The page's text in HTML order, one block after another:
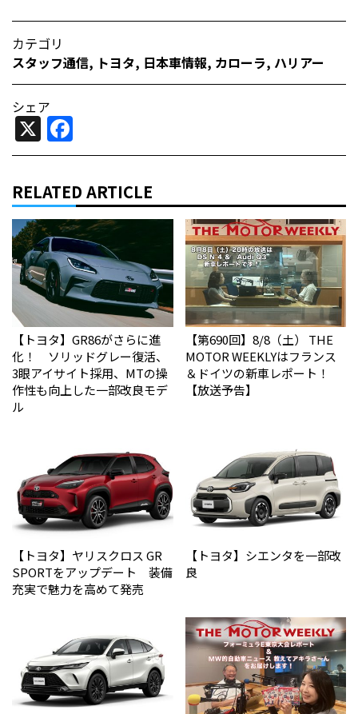
カテゴリ
スタッフ通信, トヨタ, 日本車情報​, カローラ, ハリアー
シェア
X
RELATED ARTICLE
【トヨタ】GR86がさらに進
化！ ソリッドグレー復活、
3眼アイサイト採用、MTの操
作性も向上した一部改良モデ
ル
【第690回】8/8（土） THE
MOTOR WEEKLYはフランス
＆ドイツの新車レポート！
【放送予告】
【トヨタ】ヤリスクロス GR
SPORTをアップデート 装備
充実で魅力を高めて発売
【トヨタ】シエンタを一部改
良